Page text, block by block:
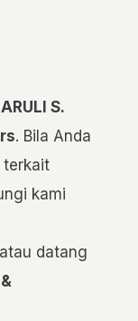
S.
. Bila Anda
terkait
kami
atau datang